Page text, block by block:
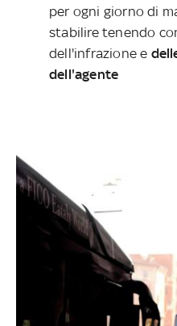
per ogni giorno di
stabilire tenendo
dell'infrazione e
dell'agente